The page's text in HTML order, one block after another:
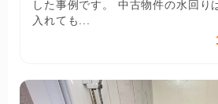
した事例です。 中古物件の水回り
入れても...